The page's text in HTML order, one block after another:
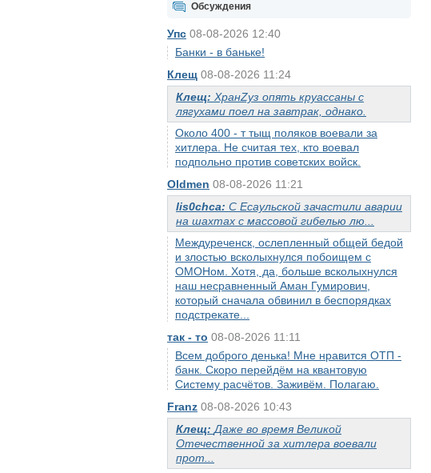
Обсуждения
Упс 08-08-2026 12:40
Банки - в баньке!
Клещ 08-08-2026 11:24
Клещ: ХранZуз опять круассаны с
лягухами поел на завтрак, однако.
Около 400 - т тыщ поляков воевали за
хитлера. Не считая тех, кто воевал
подпольно против советских войск.
Oldmen 08-08-2026 11:21
lis0chca: С Есаульской зачастили аварии
на шахтах с массовой гибелью лю...
Междуреченск, ослепленный общей бедой
и злостью всколыхнулся побоищем с
ОМОНом. Хотя, да, больше всколыхнулся
наш несравненный Аман Гумирович,
который сначала обвинил в беспорядках
подстрекате...
так - то 08-08-2026 11:11
Всем доброго денька! Мне нравится ОТП -
банк. Скоро перейдём на квантовую
Систему расчётов. Заживём. Полагаю.
Franz 08-08-2026 10:43
Клещ: Даже во время Великой
Отечественной за хитлера воевали
прот...